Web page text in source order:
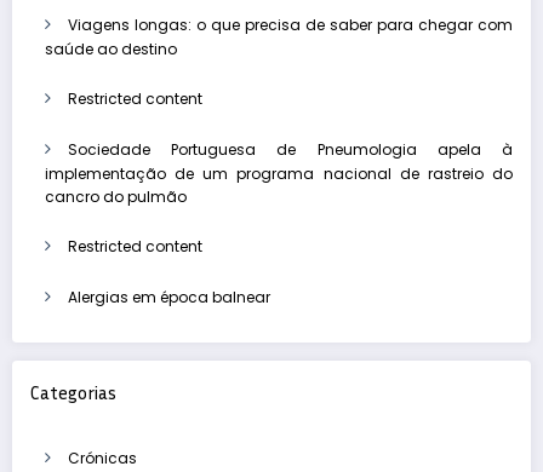
Viagens longas: o que precisa de saber para chegar com
saúde ao destino
Restricted content
Sociedade Portuguesa de Pneumologia apela à
implementação de um programa nacional de rastreio do
cancro do pulmão
Restricted content
Alergias em época balnear
Categorias
Crónicas